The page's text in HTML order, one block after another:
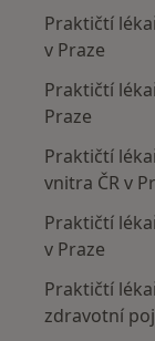
Praktičtí
v Praze
Praktičtí
Praze
Praktičtí
vnitra ČR v
Praktičtí
v Praze
Praktičtí
zdravotní